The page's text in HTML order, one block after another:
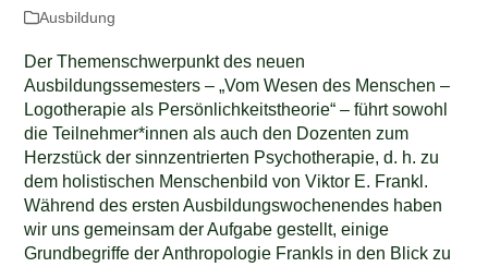
Ausbildung
Der Themenschwerpunkt des neuen
Ausbildungssemesters – „Vom Wesen des Menschen –
Logotherapie als Persönlichkeitstheorie“ – führt sowohl
die Teilnehmer*innen als auch den Dozenten zum
Herzstück der sinnzentrierten Psychotherapie, d. h. zu
dem holistischen Menschenbild von Viktor E. Frankl.
Während des ersten Ausbildungswochenendes haben
wir uns gemeinsam der Aufgabe gestellt, einige
Grundbegriffe der Anthropologie Frankls in den Blick zu